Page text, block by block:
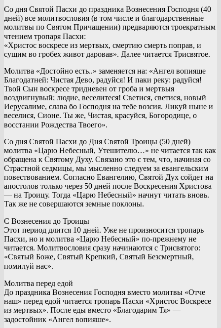
Со дня Святой Пасхи до праздника Вознесения Господня (40
дней) все молитвословия (в том числе и благодарственные
молитвы по Святом Причащении) предваряются троекратным
чтением тропаря Пасхи: ⠀
«Христос воскресе из мертвых, смертию смерть поправ, и
сущим во гробех живот даровав». Далее читается Трисвятое.
Молитва «Достойно есть..» заменяется на: «Ангел вопияше
Благодатней: Чистая Дево, радуйся! И паки реку: радуйся!
Твой Сын воскресе тридневен от гроба и мертвыя
воздвигнувый; людие, веселитеся! Светися, светися, новый
Иерусалиме, слава бо Господня на тебе возсия. Ликуй ныне и
веселися, Сионе. Ты же, Чистая, красуйся, Богородице, о
восстании Рождества Твоего».⠀
Со дня Святой Пасхи до Дня Святой Троицы (50 дней)
молитва «Царю Небесный, Утешителю…» не читается так как
обращена к Святому Духу. Связано это с тем, что, начиная со
Страстной седмицы, мы мысленно следуем за евангельским
повествованием. Согласно Евангелию, Святой Дух сойдет на
апостолов только через 50 дней после Воскресения Христова
— на Троицу. Тогда «Царю Небесный» начнут читать вновь.
Так же не совершаются земные поклоны.
С Вознесения до Троицы⠀
Этот период длится 10 дней. Уже не произносится тропарь
Пасхи, но и молитва «Царю Небесный» по-прежнему не
читается. Молитвословия сразу начинаются с Трисвятого:
«Святый Боже, Святый Крепкий, Святый Безсмертный,
помилуй нас». ⠀
Молитва перед едой⠀
До праздника Вознесения Господня вместо молитвы «Отче
наш» перед едой читается тропарь Пасхи «Христос Воскресе
из мертвых». После еды вместо «Благодарим Тя» —
задостойник «Ангел вопияше».⠀